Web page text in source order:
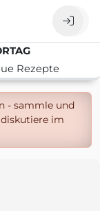
Rezepte
- sammle und
im